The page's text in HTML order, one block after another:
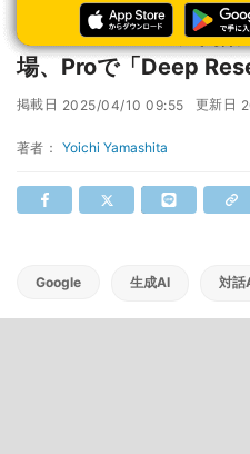
「Gemini 2.5」に高
場、Proで「Deep
掲載日 2025/04/10 09:55 更新日
著者： Yoichi Yamashita
Google 生成AI 対話